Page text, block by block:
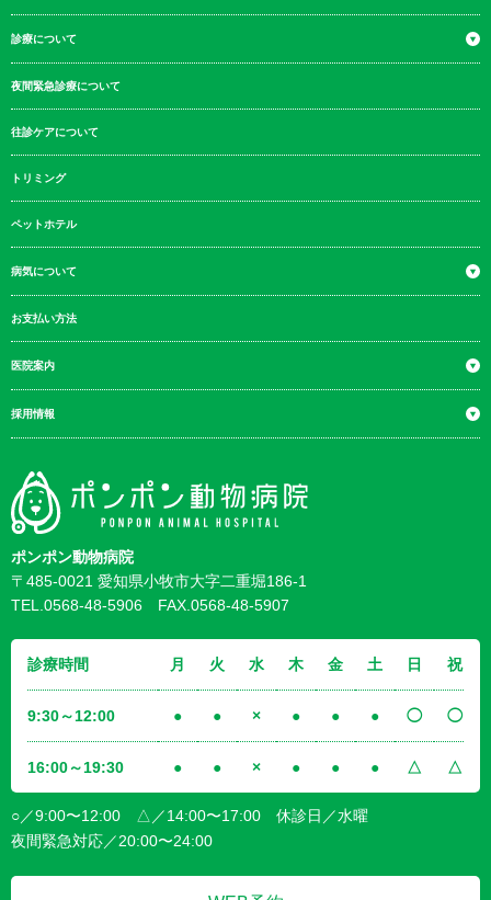
診療について
夜間緊急診療について
往診ケアについて
トリミング
ペットホテル
病気について
お支払い方法
医院案内
採用情報
ポンポン動物病院
〒485-0021 愛知県小牧市大字二重堀186-1
TEL.0568-48-5906 FAX.0568-48-5907
診療時間 月 火 水 木 金 土 日 祝
9:30～12:00 ● ● × ● ● ● ◯ ◯
16:00～19:30 ● ● × ● ● ● △ △
○／9:00〜12:00 △／14:00〜17:00 休診日／水曜
夜間緊急対応／20:00〜24:00